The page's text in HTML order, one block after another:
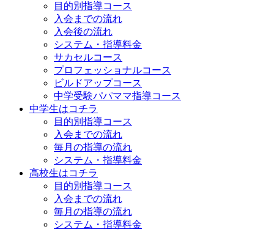
目的別指導コース
入会までの流れ
入会後の流れ
システム・指導料金
サカセルコース
プロフェッショナルコース
ビルドアップコース
中学受験パパママ指導コース
中学生はコチラ
目的別指導コース
入会までの流れ
毎月の指導の流れ
システム・指導料金
高校生はコチラ
目的別指導コース
入会までの流れ
毎月の指導の流れ
システム・指導料金